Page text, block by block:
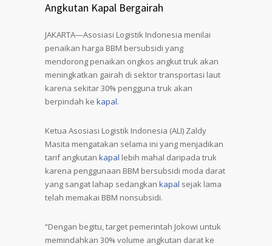
Angkutan Kapal Bergairah
JAKARTA—Asosiasi Logistik Indonesia menilai
penaikan harga BBM bersubsidi yang
mendorong penaikan ongkos angkut truk akan
meningkatkan gairah di sektor transportasi laut
karena sekitar 30% pengguna truk akan
berpindah ke kapal.
Ketua Asosiasi Logistik Indonesia (ALI) Zaldy
Masita mengatakan selama ini yang menjadikan
tarif angkutan kapal lebih mahal daripada truk
karena penggunaan BBM bersubsidi moda darat
yang sangat lahap sedangkan kapal sejak lama
telah memakai BBM nonsubsidi.
“Dengan begitu, target pemerintah Jokowi untuk
memindahkan 30% volume angkutan darat ke